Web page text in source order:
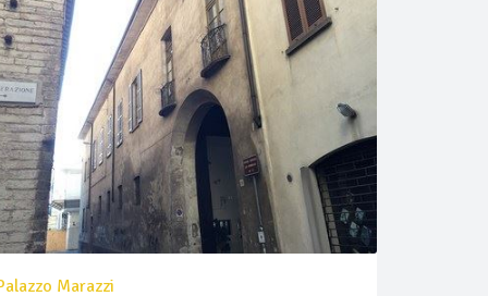
Marazzi